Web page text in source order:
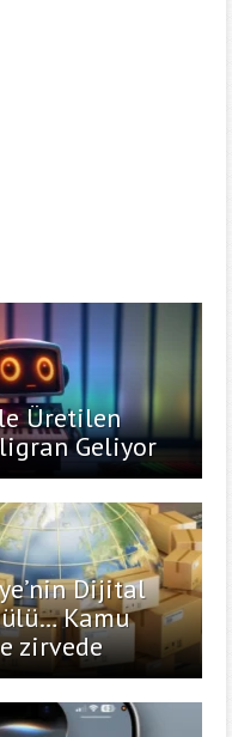
Üretilen
Geliyor
Dijital
Kamu
zirvede